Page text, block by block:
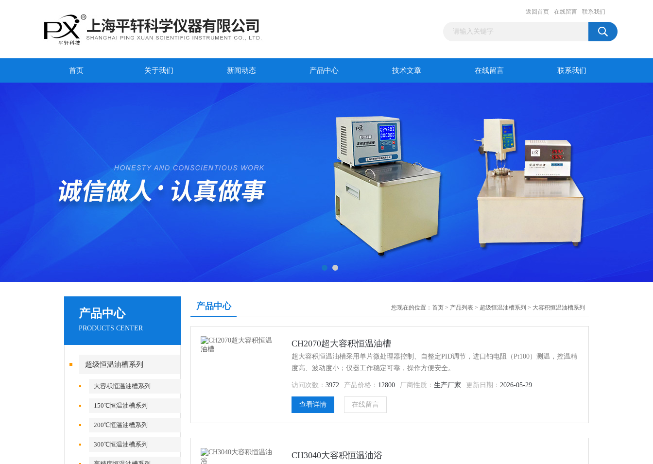
返回首页 在线留言 联系我们
首页 关于我们 新闻动态 产品中心 技术文章 在线留言 联系我们
产品中心
PRODUCTS CENTER
超级恒温油槽系列
大容积恒温油槽系列
150℃恒温油槽系列
200℃恒温油槽系列
300℃恒温油槽系列
产品中心 您现在的位置： 首页 > 产品列表 > 超级恒温油槽系列 > 大容积恒温油槽系列
CH2070超大容积恒温油槽
超大容积恒温油槽采用单片微处理器控制、自整定PID调节，进口铂电阻（Pt100）测温，控温精
度高、波动度小；仪器工作稳定可靠，操作方便安全。
访问次数： 3972 产品价格： 12800 厂商性质： 生产厂家 更新日期： 2026-05-29
查看详情 在线留言
CH3040大容积恒温油浴